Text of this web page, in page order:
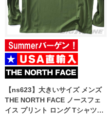
【ns623】大きいサイズ メンズ
THE NORTH FACE ノースフェ
イス プリント ロング Tシャツ